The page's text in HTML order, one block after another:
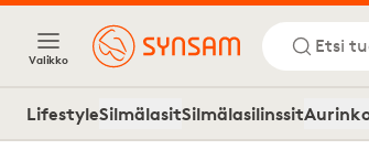
Valikko
Etsi
LifestyleSilmälasitSilmälasilinssit